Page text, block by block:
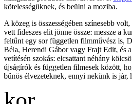
kötelességüknek, és beülni a moziba.
A közeg is összességében színesebb
vett fideszes elit jönne össze: messze a
feltűnt egy sor független filmművész is,
Béla, Herendi Gábor vagy Frajt Edit, és
vetítésén szokás: elcsattant néhány
újságírók és független filmesek között,
bűnös élvezeteknek, ennyi nekünk is jár,